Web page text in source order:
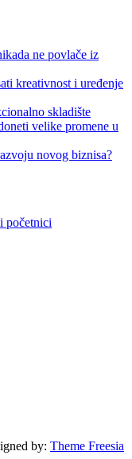
ne povlače iz
kreativnost i uređenje
skladište
velike promene u
novog biznisa?
početnici
by: Theme Freesia